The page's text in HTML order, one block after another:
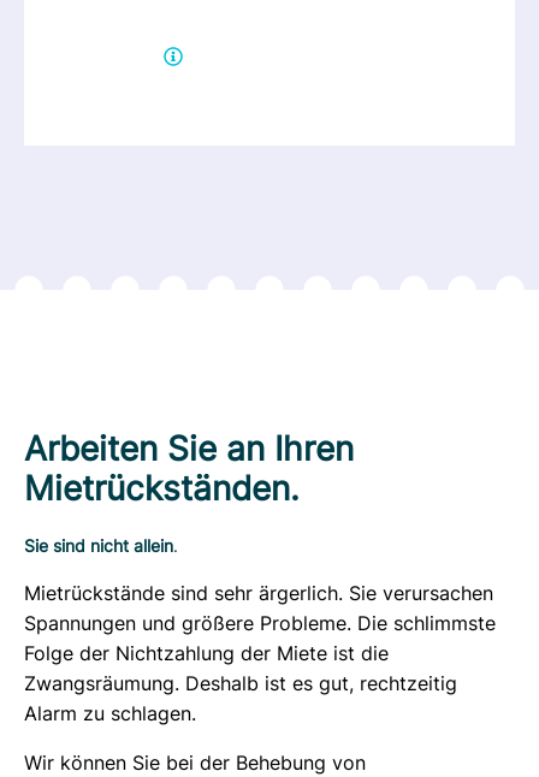
Direkte Hilfe erhalten
Arbeiten Sie an Ihren
Mietrückständen.
Sie sind nicht allein.
Mietrückstände sind sehr ärgerlich. Sie verursachen
Spannungen und größere Probleme. Die schlimmste
Folge der Nichtzahlung der Miete ist die
Zwangsräumung. Deshalb ist es gut, rechtzeitig
Alarm zu schlagen.
Wir können Sie bei der Behebung von